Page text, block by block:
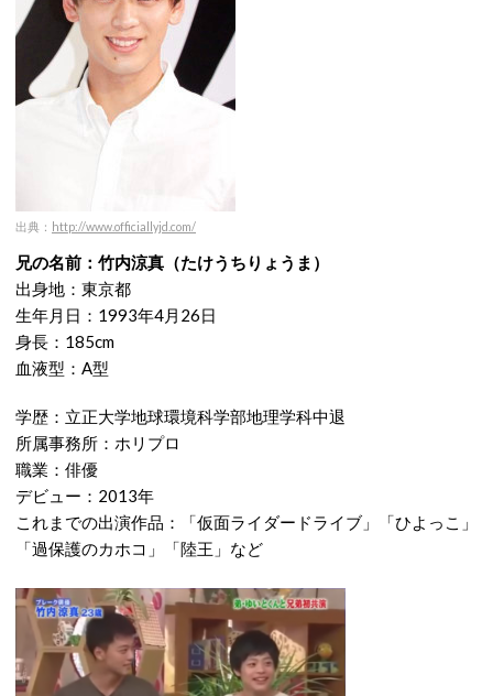
出典： http://www.officiallyjd.com/
兄の名前：竹内涼真（たけうちりょうま）
出身地：東京都
生年月日：1993年4月26日
身長：185cm
血液型：A型
学歴：立正大学地球環境科学部地理学科中退
所属事務所：ホリプロ
職業：俳優
デビュー：2013年
これまでの出演作品：「仮面ライダードライブ」「ひよっこ」
「過保護のカホコ」「陸王」など